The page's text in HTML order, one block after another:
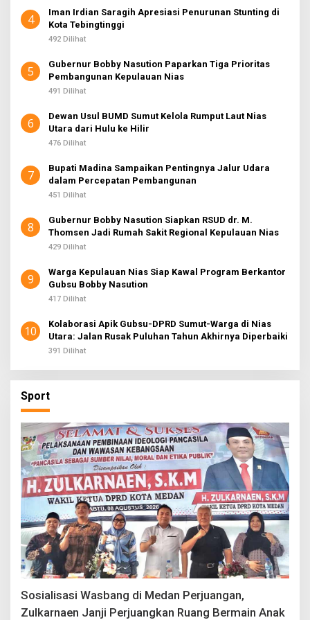
4
Iman Irdian Saragih Apresiasi Penurunan Stunting di
Kota Tebingtinggi
492 Dilihat
5
Gubernur Bobby Nasution Paparkan Tiga Prioritas
Pembangunan Kepulauan Nias
491 Dilihat
6
Dewan Usul BUMD Sumut Kelola Rumput Laut Nias
Utara dari Hulu ke Hilir
476 Dilihat
7
Bupati Madina Sampaikan Pentingnya Jalur Udara
dalam Percepatan Pembangunan
451 Dilihat
8
Gubernur Bobby Nasution Siapkan RSUD dr. M.
Thomsen Jadi Rumah Sakit Regional Kepulauan Nias
429 Dilihat
9
Warga Kepulauan Nias Siap Kawal Program Berkantor
Gubsu Bobby Nasution
417 Dilihat
10
Kolaborasi Apik Gubsu-DPRD Sumut-Warga di Nias
Utara: Jalan Rusak Puluhan Tahun Akhirnya Diperbaiki
391 Dilihat
Sport
Sosialisasi Wasbang di Medan Perjuangan,
Zulkarnaen Janji Perjuangkan Ruang Bermain Anak